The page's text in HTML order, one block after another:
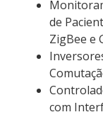
de
ZigBee e
com